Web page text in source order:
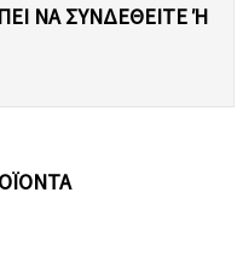
ΝΑ ΣΥΝΔΕΘΕΊΤΕ Ή Ν